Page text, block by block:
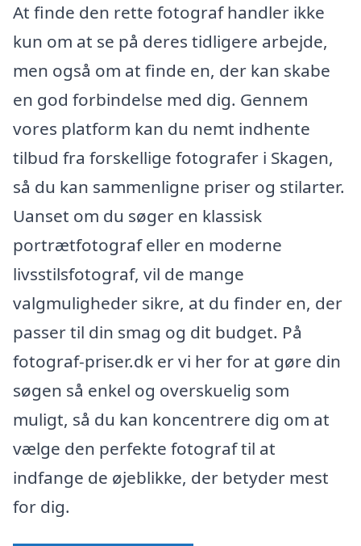
At finde den rette fotograf handler ikke
kun om at se på deres tidligere arbejde,
men også om at finde en, der kan skabe
en god forbindelse med dig. Gennem
vores platform kan du nemt indhente
tilbud fra forskellige fotografer i Skagen,
så du kan sammenligne priser og stilarter.
Uanset om du søger en klassisk
portrætfotograf eller en moderne
livsstilsfotograf, vil de mange
valgmuligheder sikre, at du finder en, der
passer til din smag og dit budget. På
fotograf-priser.dk er vi her for at gøre din
søgen så enkel og overskuelig som
muligt, så du kan koncentrere dig om at
vælge den perfekte fotograf til at
indfange de øjeblikke, der betyder mest
for dig.